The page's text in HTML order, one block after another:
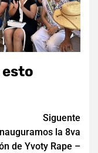
esto
Siguente
Inauguramos la 8va
de Yvoty Rape –